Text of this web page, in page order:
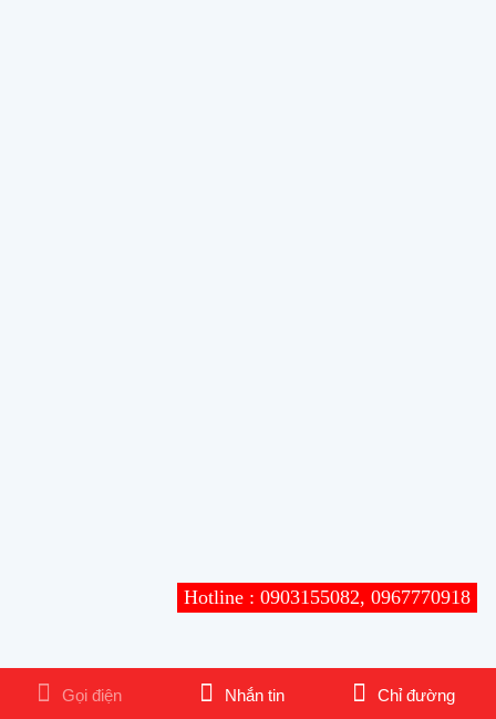
Hotline : 0903155082, 0967770918
Gọi điện Nhắn tin Chỉ đường